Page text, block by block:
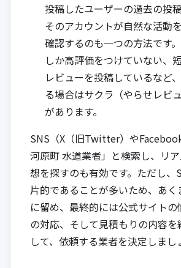
投稿したユーザーの過去の投稿
そのアカウントが自然な活動
確認するのも一つの方法です
しか高評価をつけていない、
レビューを投稿しているなど
る場合はサクラ（やらせレビ
があります。
SNS（X（旧Twitter）や
河原町 水道業者」と検索し、リ
想を探すのも有効です。ただし、
片的であることが多いため、あく
に留め、最終的には公式サイト
の対応、そして見積もりの内容
して、依頼する業者を決定しまし